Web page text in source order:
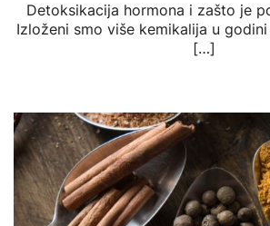
Detoksikacija hormona i zašto je
Izloženi smo više kemikalija u
[…]